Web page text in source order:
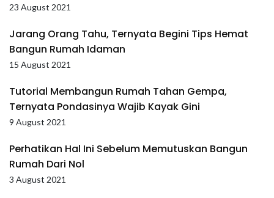
23 August 2021
Jarang Orang Tahu, Ternyata Begini Tips Hemat
Bangun Rumah Idaman
15 August 2021
Tutorial Membangun Rumah Tahan Gempa,
Ternyata Pondasinya Wajib Kayak Gini
9 August 2021
Perhatikan Hal Ini Sebelum Memutuskan Bangun
Rumah Dari Nol
3 August 2021